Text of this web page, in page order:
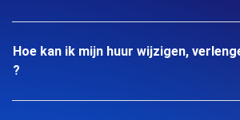
Hoe kan ik mijn huur wijzigen,
?